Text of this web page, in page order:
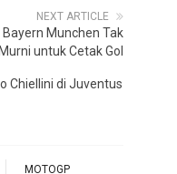
NEXT ARTICLE
Munchen Tak
untuk Cetak Gol
Chiellini di Juventus
MOTOGP